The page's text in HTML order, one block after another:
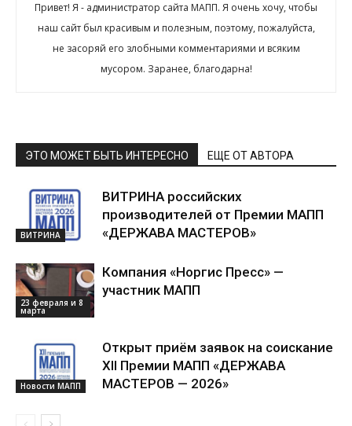
Привет! Я - администратор сайта МАПП. Я очень хочу, чтобы
наш сайт был красивым и полезным, поэтому, пожалуйста,
не засоряй его злобными комментариями и всяким
мусором. Заранее, благодарна!
ЭТО МОЖЕТ БЫТЬ ИНТЕРЕСНО ЕЩЕ ОТ АВТОРА
ВИТРИНА
ВИТРИНА российских
производителей от Премии МАПП
«ДЕРЖАВА МАСТЕРОВ»
23 февраля и 8
марта
Компания «Норгис Пресс» —
участник МАПП
Новости МАПП
Открыт приём заявок на соискание
XII Премии МАПП «ДЕРЖАВА
МАСТЕРОВ — 2026»